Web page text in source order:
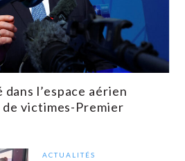
l’espace aérien
victimes-Premier
ACTUALITÉS